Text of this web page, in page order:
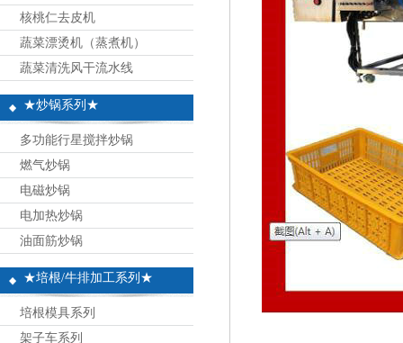
核桃仁去皮机
蔬菜漂烫机（蒸煮机）
蔬菜清洗风干流水线
★炒锅系列★
多功能行星搅拌炒锅
燃气炒锅
电磁炒锅
电加热炒锅
油面筋炒锅
★培根/牛排加工系列★
培根模具系列
架子车系列